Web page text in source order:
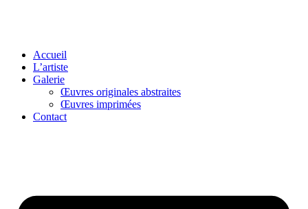
Accueil
L’artiste
Galerie
Œuvres originales abstraites
Œuvres imprimées
Contact